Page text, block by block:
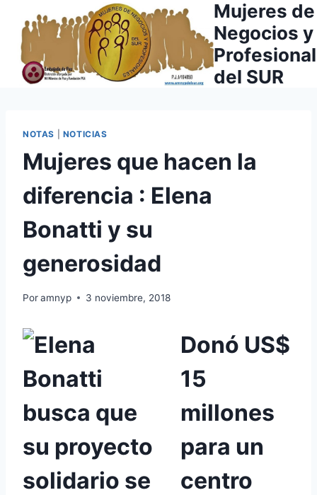
contenido
Mujeres de
Negocios y
del SUR
NOTAS NOTICIAS
Mujeres que hacen la
diferencia : Elena
Bonatti y su
generosidad
Poramnyp 3 noviembre, 2018
Donó US$
15
millones
para un
centro